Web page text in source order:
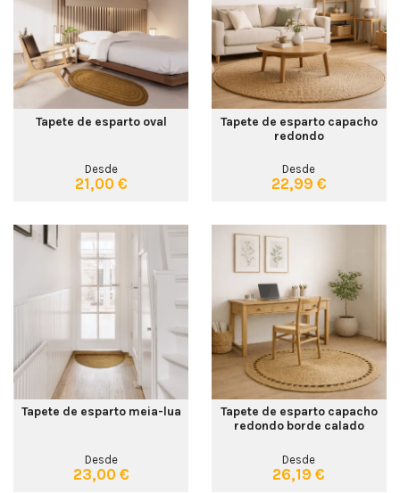
Tapete de esparto oval
Desde
21,00 €
Tapete de esparto capacho
redondo
Desde
22,99 €
Tapete de esparto meia-lua
Desde
23,00 €
Tapete de esparto capacho
redondo borde calado
Desde
26,19 €